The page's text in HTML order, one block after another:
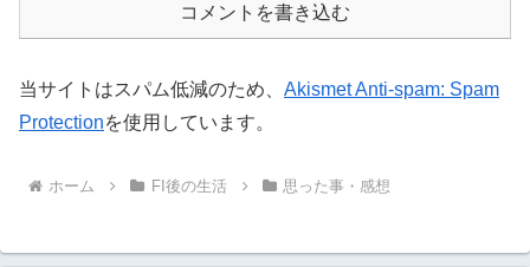
コメントを書き込む
当サイトはスパム低減のため、 Akismet Anti-spam: Spam
Protectionを使用しています。
ホーム FI後の生活 思った事・感想